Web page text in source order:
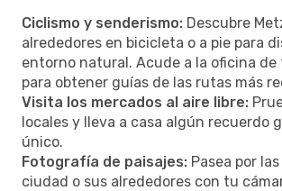
Ciclismo y senderismo: Descubre
alrededores en bicicleta o a pie para
entorno natural. Acude a la oficina de
para obtener guías de las rutas más
Visita los mercados al aire libre:
locales y lleva a casa algún recuerdo
único.
Fotografía de paisajes: Pasea por
ciudad o sus alrededores con tu